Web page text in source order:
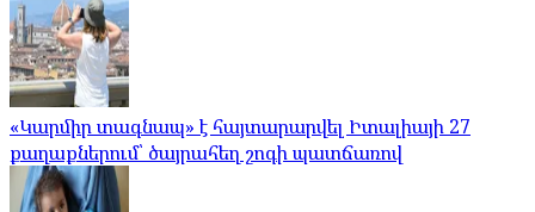
«Կարմիր տագնապ» է հայտարարվել Իտալիայի 27
քաղաքներում՝ ծայրահեղ շոգի պատճառով